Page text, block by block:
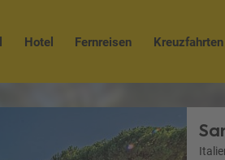
Hotel Fernreisen Kreuzfahrten